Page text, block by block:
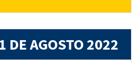
DE AGOSTO 2022